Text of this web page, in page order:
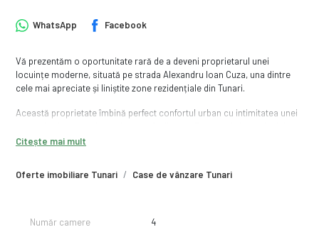
Oferte imobiliare Tunari Case de vânzare Tunari
WhatsApp Facebook
Vă prezentăm o oportunitate rară de a deveni proprietarul unei
locuințe moderne, situată pe strada Alexandru Ioan Cuza, una dintre
cele mai apreciate și liniștite zone rezidențiale din Tunari.
Această proprietate îmbină perfect confortul urban cu intimitatea unei
puncte de interes din nordul Capitalei. Se accepta si schimburi de
Detalii generale:
-Regim de înălțime: P+1
Citește mai mult
Număr camere 4